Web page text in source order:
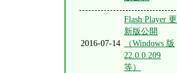
2016-07-14
Flash Player 更
新版公開
（Windows 版
22.0.0.209
等）